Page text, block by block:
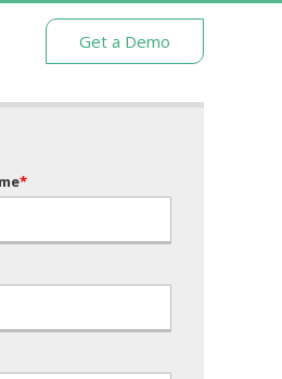
Get a Demo
*